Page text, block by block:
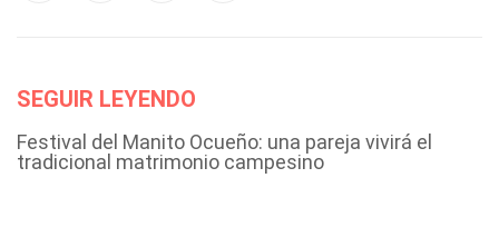
SEGUIR LEYENDO
Festival del Manito Ocueño: una pareja vivirá el
tradicional matrimonio campesino